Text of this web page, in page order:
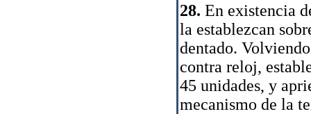
28. En existencia
la establezcan
dentado.
contra reloj,
45 unidades, y
mecanismo de la